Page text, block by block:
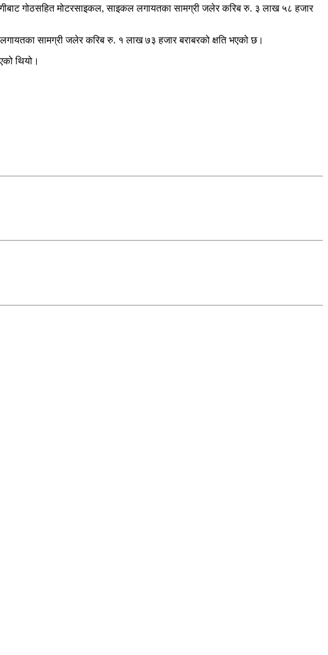
गोठसहित मोटरसाइकल, साइकल लगायतका सामग्री जलेर करिब रु. ३ लाख ५८ हजार
लगायतका सामग्री जलेर करिब रु. १ लाख ७३ हजार बराबरको क्षति भएको छ।
थियो।